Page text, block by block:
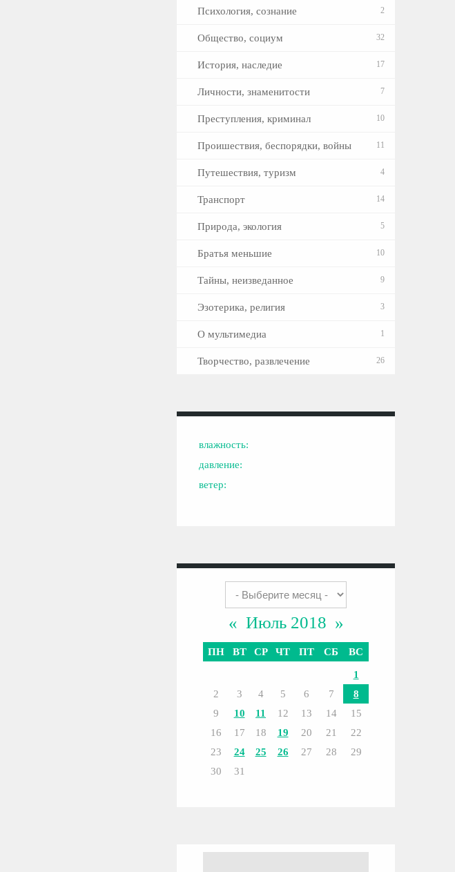
Психология, сознание 2
Общество, социум 32
История, наследие 17
Личности, знаменитости 7
Преступления, криминал 10
Проишествия, беспорядки, войны 11
Путешествия, туризм 4
Транспорт 14
Природа, экология 5
Братья меньшие 10
Тайны, неизведанное 9
Эзотерика, религия 3
О мультимедиа 1
Творчество, развлечение 26
влажность:
давление:
ветер:
« Июль 2018 »
ПН ВТ СР ЧТ ПТ СБ ВС
1
2
3 4 5 6 7
8
9
10 11 12 13 14
15
16
17 18 19 20 21
22
23
24 25 26 27 28
29
30
31